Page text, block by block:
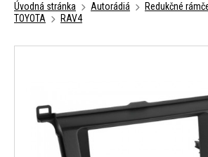
Úvodná stránka Autorádiá
Redukčné
TOYOTA
RAV4